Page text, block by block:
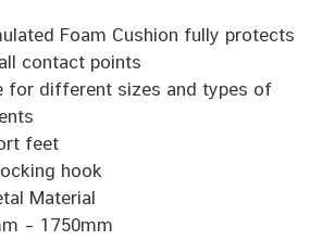
Foam Cushion fully protects
contact points
for different sizes and types of
feet
hook
Material
– 1750mm